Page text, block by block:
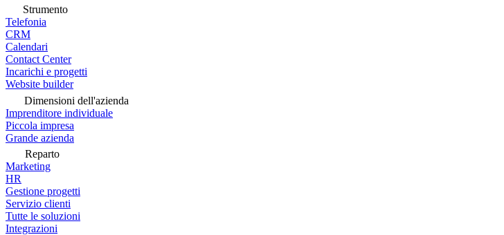
Strumento
Telefonia
CRM
Calendari
Contact Center
Incarichi e progetti
Website builder
Dimensioni dell'azienda
Imprenditore individuale
Piccola impresa
Grande azienda
Reparto
Marketing
HR
Gestione progetti
Servizio clienti
Tutte le soluzioni
Integrazioni